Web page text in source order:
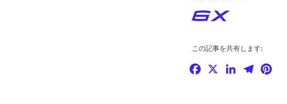
この記事を共有します:
Facebook
X LinkedInTelegram